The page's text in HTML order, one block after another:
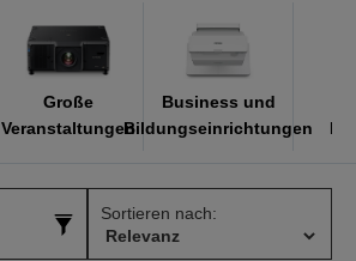
Große
Veranstaltungen
Business und
Bildungseinrichtungen
Sortieren nach: